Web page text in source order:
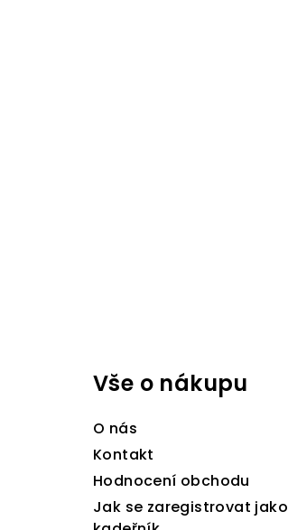
Vše o nákupu
O nás
Kontakt
Hodnocení obchodu
Jak se zaregistrovat jako